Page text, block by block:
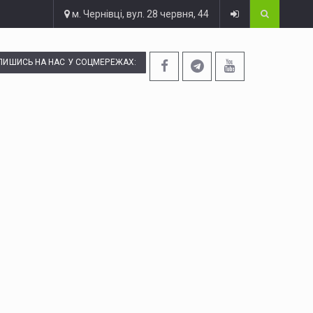
м. Чернівці, вул. 28 червня, 44
НА НАС У СОЦМЕРЕЖАХ: